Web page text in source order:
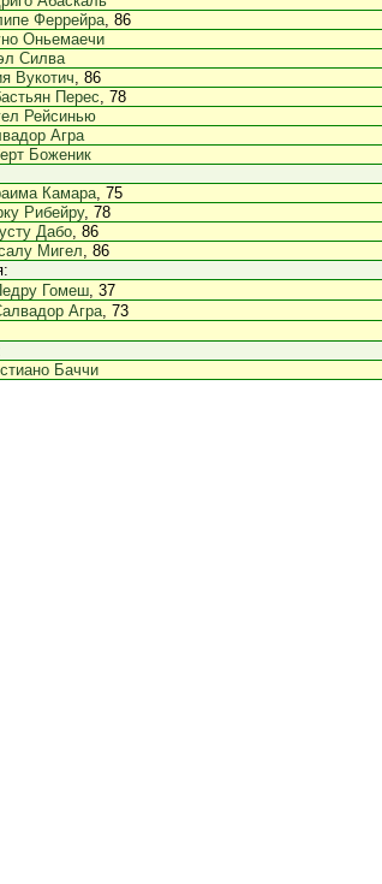
Феррейра, 86
Оньемаечи
Силва
Вукотич, 86
Перес, 78
Рейсинью
Агра
Боженик
Камара, 75
Рибейру, 78
Дабо, 86
Мигел, 86
Гомеш, 37
Агра, 73
Баччи